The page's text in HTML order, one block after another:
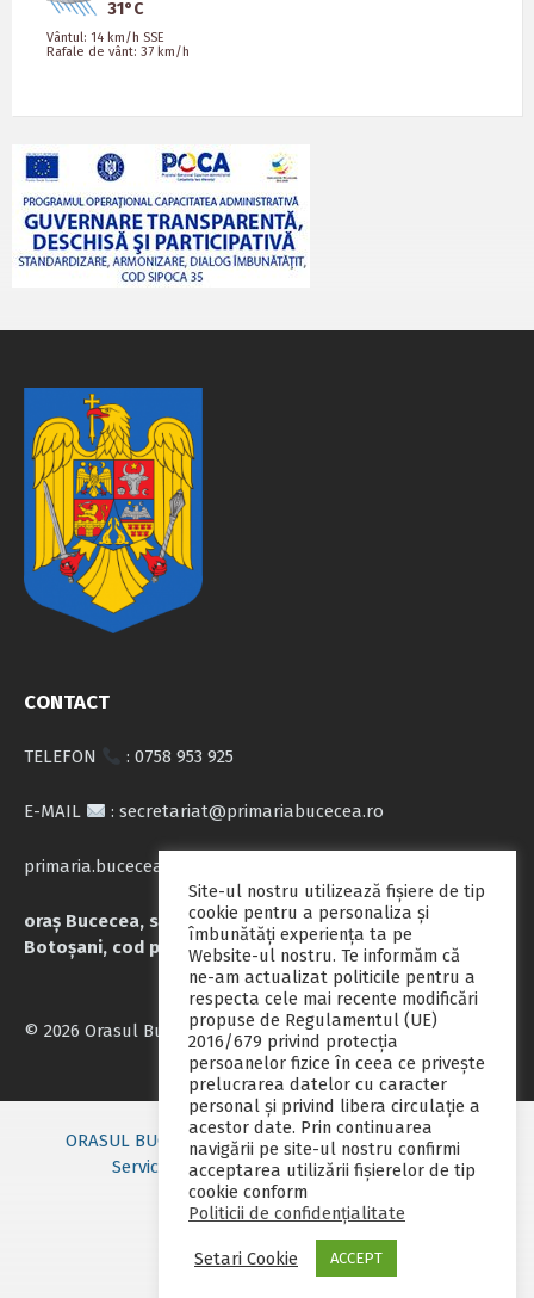
31°C
Vântul: 14 km/h SSE
Rafale de vânt: 37 km/h
CONTACT
TELEFON : 0758 953 925
E-MAIL : secretariat@primariabucecea.ro
primaria.bucecea@yahoo.com
oraș Bucecea, str. Calea Națională nr.71, județul
Botoșani, cod poștal 717045
© 2026 Orasul Bucecea
ORASUL BUCECEA Primarie nou
Consiliul local
Servicii publice
Contact
Fii pregatit
Monitorul oficial local
Site-ul nostru utilizează fişiere de tip
cookie pentru a personaliza și
îmbunătăți experiența ta pe
Website-ul nostru. Te informăm că
ne-am actualizat politicile pentru a
respecta cele mai recente modificări
propuse de Regulamentul (UE)
2016/679 privind protecția
persoanelor fizice în ceea ce privește
prelucrarea datelor cu caracter
personal și privind libera circulație a
acestor date. Prin continuarea
navigării pe site-ul nostru confirmi
acceptarea utilizării fişierelor de tip
cookie conform
Politicii de confidențialitate
Setari Cookie ACCEPT